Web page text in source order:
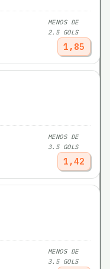
MENOS DE
2.5 GOLS
1,85
MENOS DE
3.5 GOLS
1,42
MENOS DE
3.5 GOLS